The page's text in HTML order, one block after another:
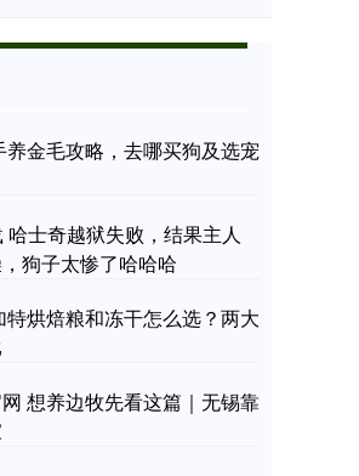
金毛攻略，去哪买狗及选宠
士奇越狱失败，结果主人
狗子太惨了哈哈哈
烘焙粮和冻干怎么选？两大
想养边牧先看这篇｜无锡靠